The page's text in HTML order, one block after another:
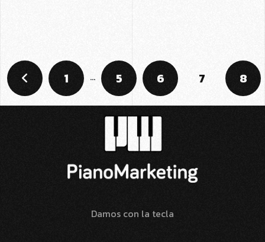
1 … 5 6 7 8
Damos con la tecla